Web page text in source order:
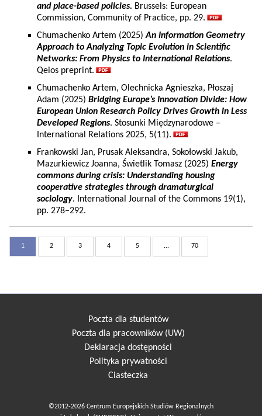
and place-based policies. Brussels: European
Commission, Community of Practice, pp. 29.
Chumachenko Artem (2025)An Information Geometry
Approach to Analyzing Topic Evolution in Scientific
Networks: From Physics to International Relations.
Qeios preprint.
Chumachenko Artem, Olechnicka Agnieszka, Płoszaj
Adam (2025) Bridging Europe’s Innovation Divide: How
European Union Research Policy Drives Growth in Less
Developed Regions. Stosunki Międzynarodowe –
International Relations 2025, 5(11).
Frankowski Jan, Prusak Aleksandra, Sokołowski Jakub,
Mazurkiewicz Joanna, Świetlik Tomasz (2025) Energy
commons during crisis: Understanding housing
cooperative strategies through dramaturgical
sociology. International Journal of the Commons 19(1),
pp. 278–292.
1 2 3 4 5 ... 70
Poczta dla studentów
Poczta dla pracowników (UW)
Deklaracja dostępności
Polityka prywatności
Ciasteczka
©2012-2026 Centrum Europejskich Studiów Regionalnych